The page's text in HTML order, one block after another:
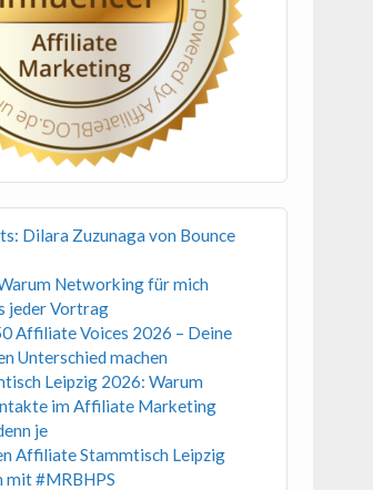
Dilara Zuzunaga von Bounce
Networking für mich
jeder Vortrag
Affiliate Voices 2026 – Deine
Unterschied machen
Leipzig 2026: Warum
im Affiliate Marketing
je
Affiliate Stammtisch Leipzig
mit #MRBHPS